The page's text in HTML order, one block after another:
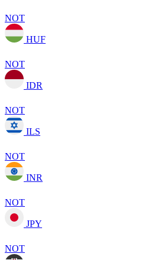
NOT
HUF
NOT
IDR
NOT
ILS
NOT
INR
NOT
JPY
NOT